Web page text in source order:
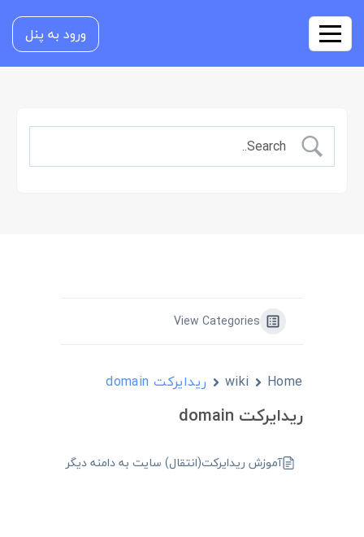
ورود به پنل
View Categories
Home
wiki ریدایرکت domain
ریدایرکت domain
آموزش ریدایرکت(انتقال) سایت به دامنه دیگر